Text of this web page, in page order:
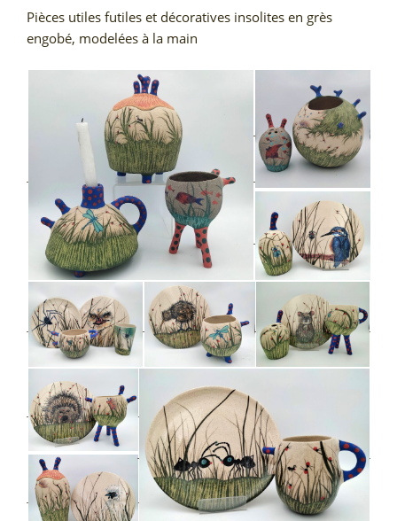
Pièces utiles futiles et décoratives insolites en grès
engobé, modelées à la main